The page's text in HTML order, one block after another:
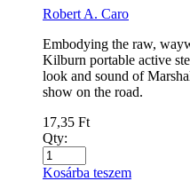
Robert A. Caro
Embodying the raw,
Kilburn portable active
look and sound of
show on the road.
17,35 Ft
Qty:
Kosárba teszem